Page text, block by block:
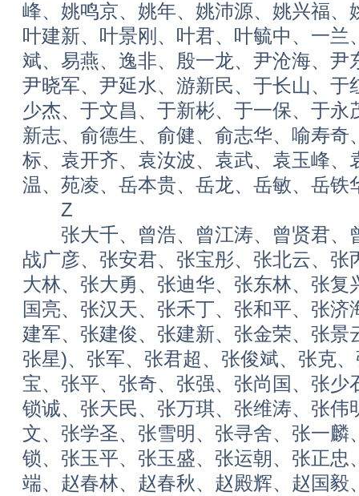
峰、姚鸣京、姚年、姚沛源、姚兴福、
叶建新、叶景刚、叶君、叶毓中、一兰
斌、易燕、逸非、殷一龙、尹沧海、尹
尹晓军、尹延水、游新民、于长山、于
少杰、于文昌、于新彬、于一保、于永
新志、俞德生、俞健、俞志华、喻寿奇
标、袁开齐、袁汝波、袁武、袁玉峰、
温、苑凌、岳本贵、岳龙、岳敏、岳铁
Z
张大千、曾浩、曾江涛、曾贤君、
战广彦、张安君、张宝彤、张北云、张
大林、张大勇、张迪华、张东林、张复
国亮、张汉天、张禾丁、张和平、张济
建军、张建俊、张建新、张金荣、张景
张星)、张军、张君超、张俊斌、张克
宝、张平、张奇、张强、张尚国、张少
锁诚、张天民、张万琪、张维涛、张伟
文、张学圣、张雪明、张寻舍、张一麟
锁、张玉平、张玉盛、张运朝、张正忠
端、赵春林、赵春秋、赵殿辉、赵国毅